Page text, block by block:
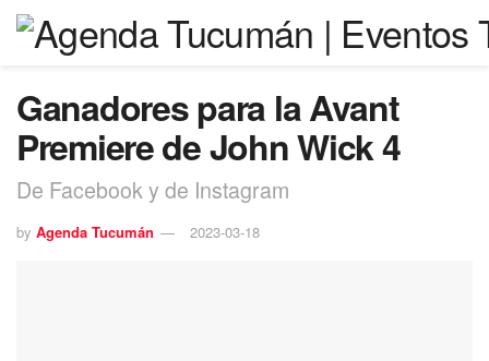
Ganadores para la Avant
Premiere de John Wick 4
De Facebook y de Instagram
by Agenda Tucumán 2023-03-18